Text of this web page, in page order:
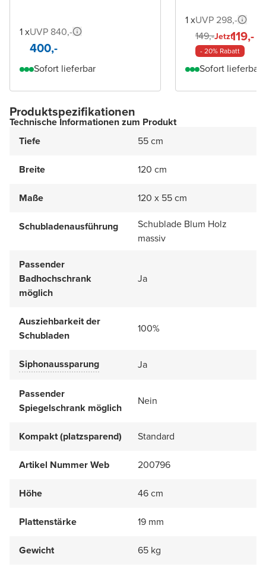
1 xUVP 840,-
400,-
Sofort lieferbar
1 xUVP 298,-
149,-Jetzt119,-
- 20% Rabatt
Sofort lieferbar
Produktspezifikationen
Technische Informationen zum Produkt
Tiefe
55 cm
Breite 120 cm
Maße 120 x 55 cm
Schubladenausführung
Schublade Blum Holz
massiv
Passender
Badhochschrank
möglich
Ja
Ausziehbarkeit der
Schubladen
100%
Siphonaussparung Ja
Passender
Spiegelschrank möglich
Nein
Kompakt (platzsparend) Standard
Artikel Nummer Web 200796
Höhe 46 cm
Plattenstärke 19 mm
Gewicht 65 kg